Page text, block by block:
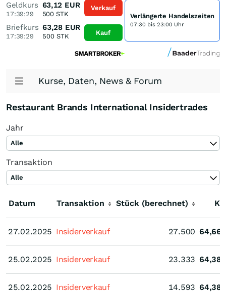
Geldkurs
17:39:29
63,12 EUR
500 STK
Briefkurs
17:39:29
63,28 EUR
500STK
Verkauf
Kauf
Verlängerte Handelszeiten
07:30 bis 23:00 Uhr
Kurse, Daten, News & Forum
Restaurant Brands International Insidertrades
Jahr
Alle
Transaktion
Alle
Datum
27.02.2025
25.02.2025
25.02.2025
Transaktion Stück (berechnet)
27.02.2025 Insiderverkauf 27.500 64,66
25.02.2025 Insiderverkauf 23.333 64,38
25.02.2025 Insiderverkauf 14.593 64,38